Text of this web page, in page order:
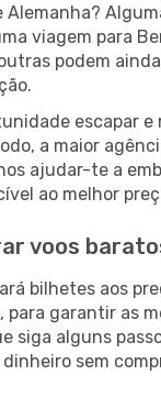
Alemanha?
viagem para
podem
escapar e
a maior
ajudar-te a
ao melhor
voos
bilhetes aos
para garantir as
siga alguns
sem